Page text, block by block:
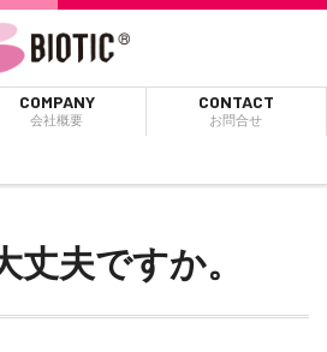
COMPANY
会社概要
CONTACT
お問合せ
丈夫ですか。